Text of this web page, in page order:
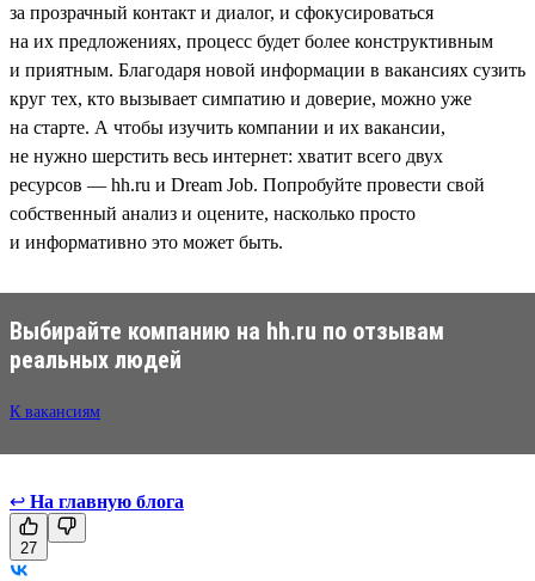
за прозрачный контакт и диалог, и сфокусироваться
на их предложениях, процесс будет более конструктивным
и приятным. Благодаря новой информации в вакансиях сузить
круг тех, кто вызывает симпатию и доверие, можно уже
на старте. А чтобы изучить компании и их вакансии,
не нужно шерстить весь интернет: хватит всего двух
ресурсов — hh.ru и Dream Job. Попробуйте провести свой
собственный анализ и оцените, насколько просто
и информативно это может быть.
Выбирайте компанию на hh.ru по отзывам
реальных людей
К вакансиям
↩ На главную блога
27